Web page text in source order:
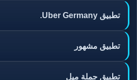
تطبيق Uber Germany.
تطبيق مشهور
تطبيق جملة ميل